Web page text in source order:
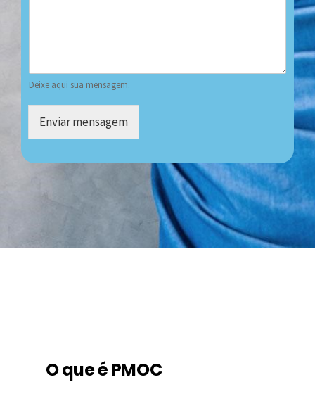
Deixe aqui sua mensagem.
Enviar mensagem
O que é PMOC